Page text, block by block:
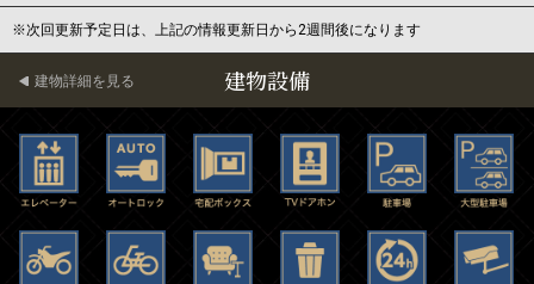
※次回更新予定日は、上記の情報更新日から2週間後になります
建物設備
建物詳細を見る